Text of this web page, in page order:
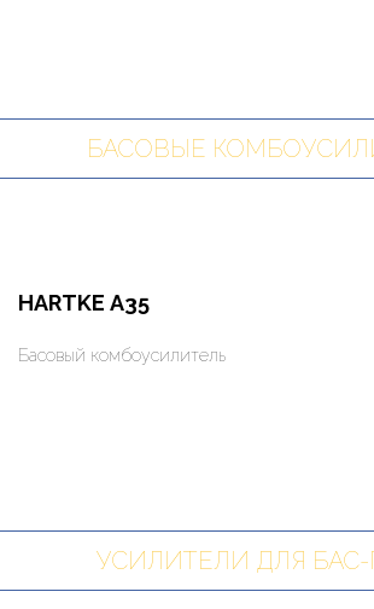
БАСОВЫЕ
HARTKE А35
Басовый комбоусилитель
УСИЛИТЕЛИ ДЛЯ БАС-